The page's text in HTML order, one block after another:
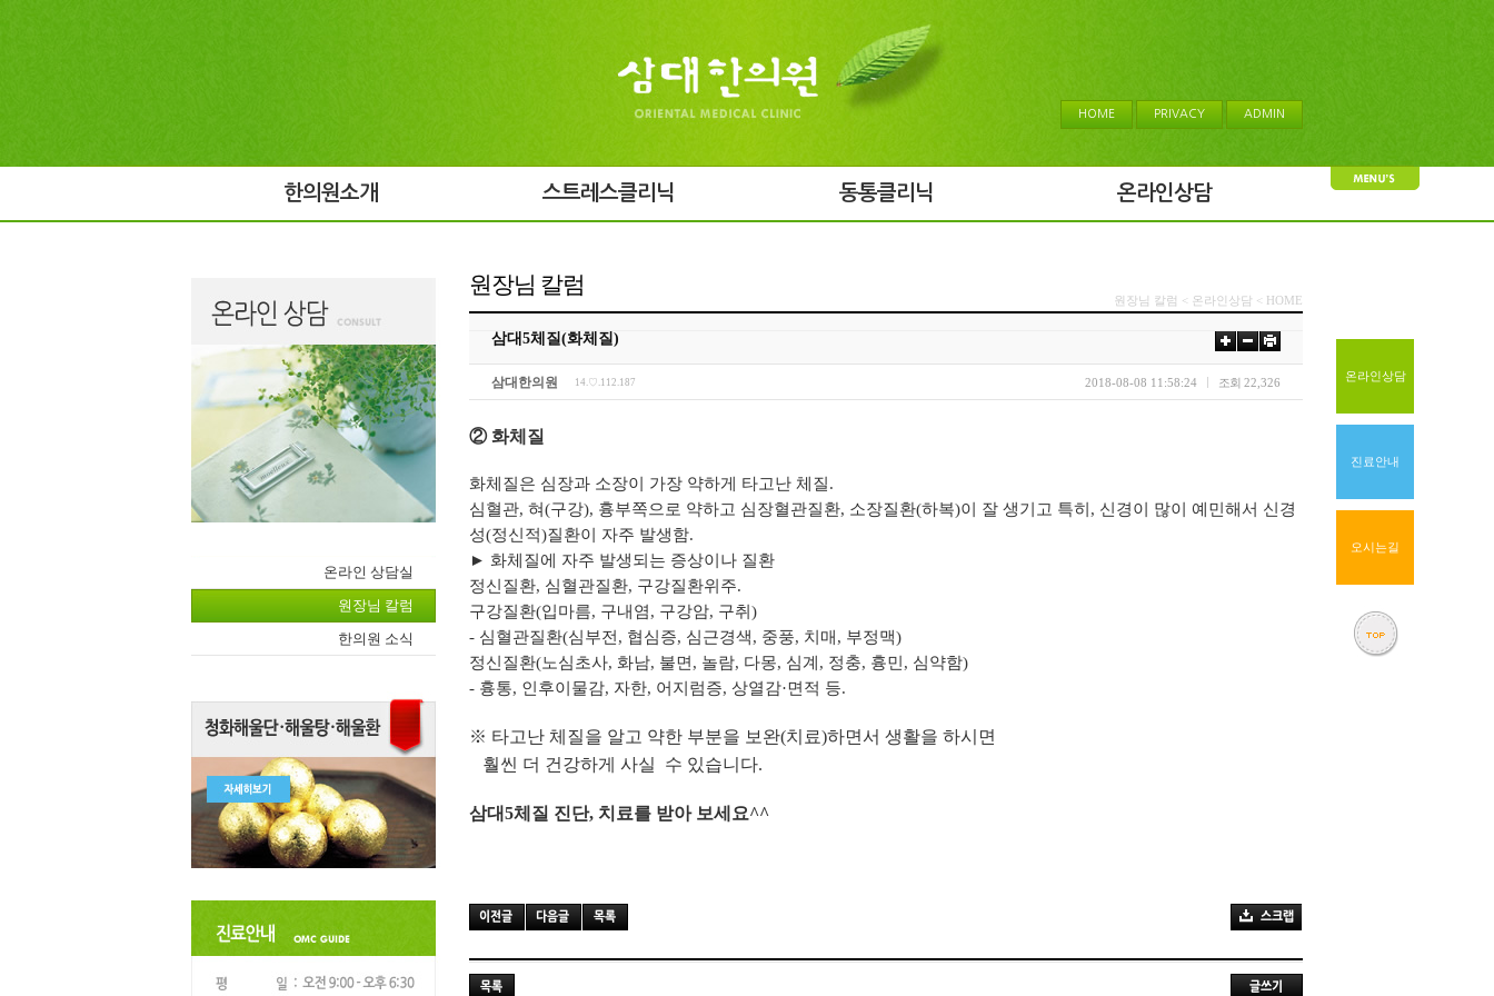
HOME PRIVACY ADMIN
한의원소개 스트레스클리닉 동통클리닉 온라인상담
온라인 상담실
원장님 칼럼
한의원 소식
원장님 칼럼
원장님 칼럼 < 온라인상담 < HOME
삼대5체질(화체질)
삼대한의원 14.♡.112.187 2018-08-08 11:58:24 조회 22,326
②화체질
화체질은 심장과 소장이 가장 약하게 타고난 체질.
심혈관, 혀(구강), 흉부쪽으로 약하고 심장혈관질환, 소장질환(하복)이 잘 생기고 특히 , 신경이 많이 예민해서 신경
성(정신적)질환이 자주 발생함.
► 화체질에 자주 발생되는 증상이나 질환
정신질환, 심혈관질환, 구강질환위주.
구강질환(입마름, 구내염, 구강암, 구취 )
- 심혈관질환(심부전 , 협심증, 심근경색, 중풍, 치매 , 부정맥)
정신질환(노심초사, 화남, 불면 , 놀람, 다몽, 심계 , 정충, 흉민 , 심약함)
- 흉통, 인후이물감, 자한, 어지럼증, 상열감·면적 등.
※ 타고난 체질을 알고 약한 부분을 보완(치료)하면서 생활을 하시면
훨씬 더 건강하게 사실 수 있습니다.
삼대5체질 진단, 치료를 받아 보세요^^
온라인상담
진료안내
오시는길